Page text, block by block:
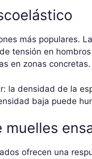
más populares.
tensión en
en zonas concretas.
la densidad de la
baja puede
muelles
ofrecen una